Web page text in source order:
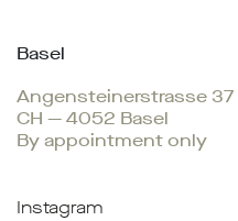
Basel
Angensteinerstrasse 37
CH — 4052 Basel
By appointment only
Instagram